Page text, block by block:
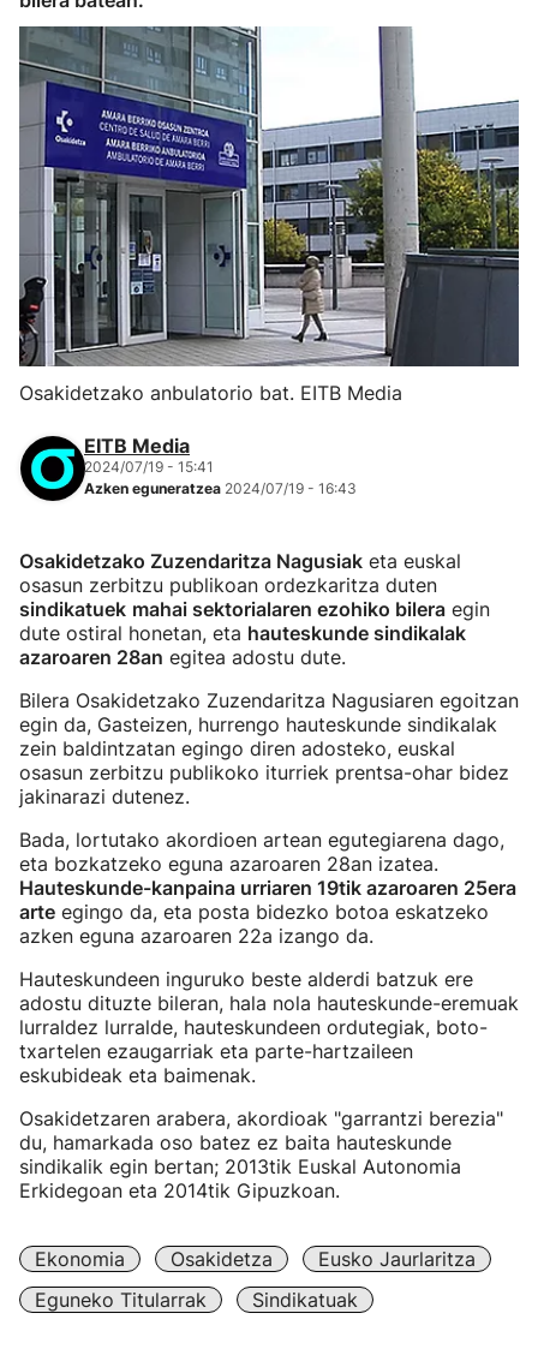
Osakidetzako anbulatorio bat. EITB Media
EITB Media
2024/07/19 - 15:41
Azken eguneratzea 2024/07/19 - 16:43
Osakidetzako Zuzendaritza Nagusiak eta euskal
osasun zerbitzu publikoan ordezkaritza duten
sindikatuek mahai sektorialaren ezohiko bilera egin
dute ostiral honetan, eta hauteskunde sindikalak
azaroaren 28an egitea adostu dute.
Bilera Osakidetzako Zuzendaritza Nagusiaren egoitzan
egin da, Gasteizen, hurrengo hauteskunde sindikalak
zein baldintzatan egingo diren adosteko, euskal
osasun zerbitzu publikoko iturriek prentsa-ohar bidez
jakinarazi dutenez.
Bada, lortutako akordioen artean egutegiarena dago,
eta bozkatzeko eguna azaroaren 28an izatea.
Hauteskunde-kanpaina urriaren 19tik azaroaren 25era
arte egingo da, eta posta bidezko botoa eskatzeko
azken eguna azaroaren 22a izango da.
Hauteskundeen inguruko beste alderdi batzuk ere
adostu dituzte bileran, hala nola hauteskunde-eremuak
lurraldez lurralde, hauteskundeen ordutegiak, boto-
txartelen ezaugarriak eta parte-hartzaileen
eskubideak eta baimenak.
Osakidetzaren arabera, akordioak "garrantzi berezia"
du, hamarkada oso batez ez baita hauteskunde
sindikalik egin bertan; 2013tik Euskal Autonomia
Erkidegoan eta 2014tik Gipuzkoan.
Ekonomia Osakidetza
Eusko Jaurlaritza
Eguneko Titularrak
Sindikatuak